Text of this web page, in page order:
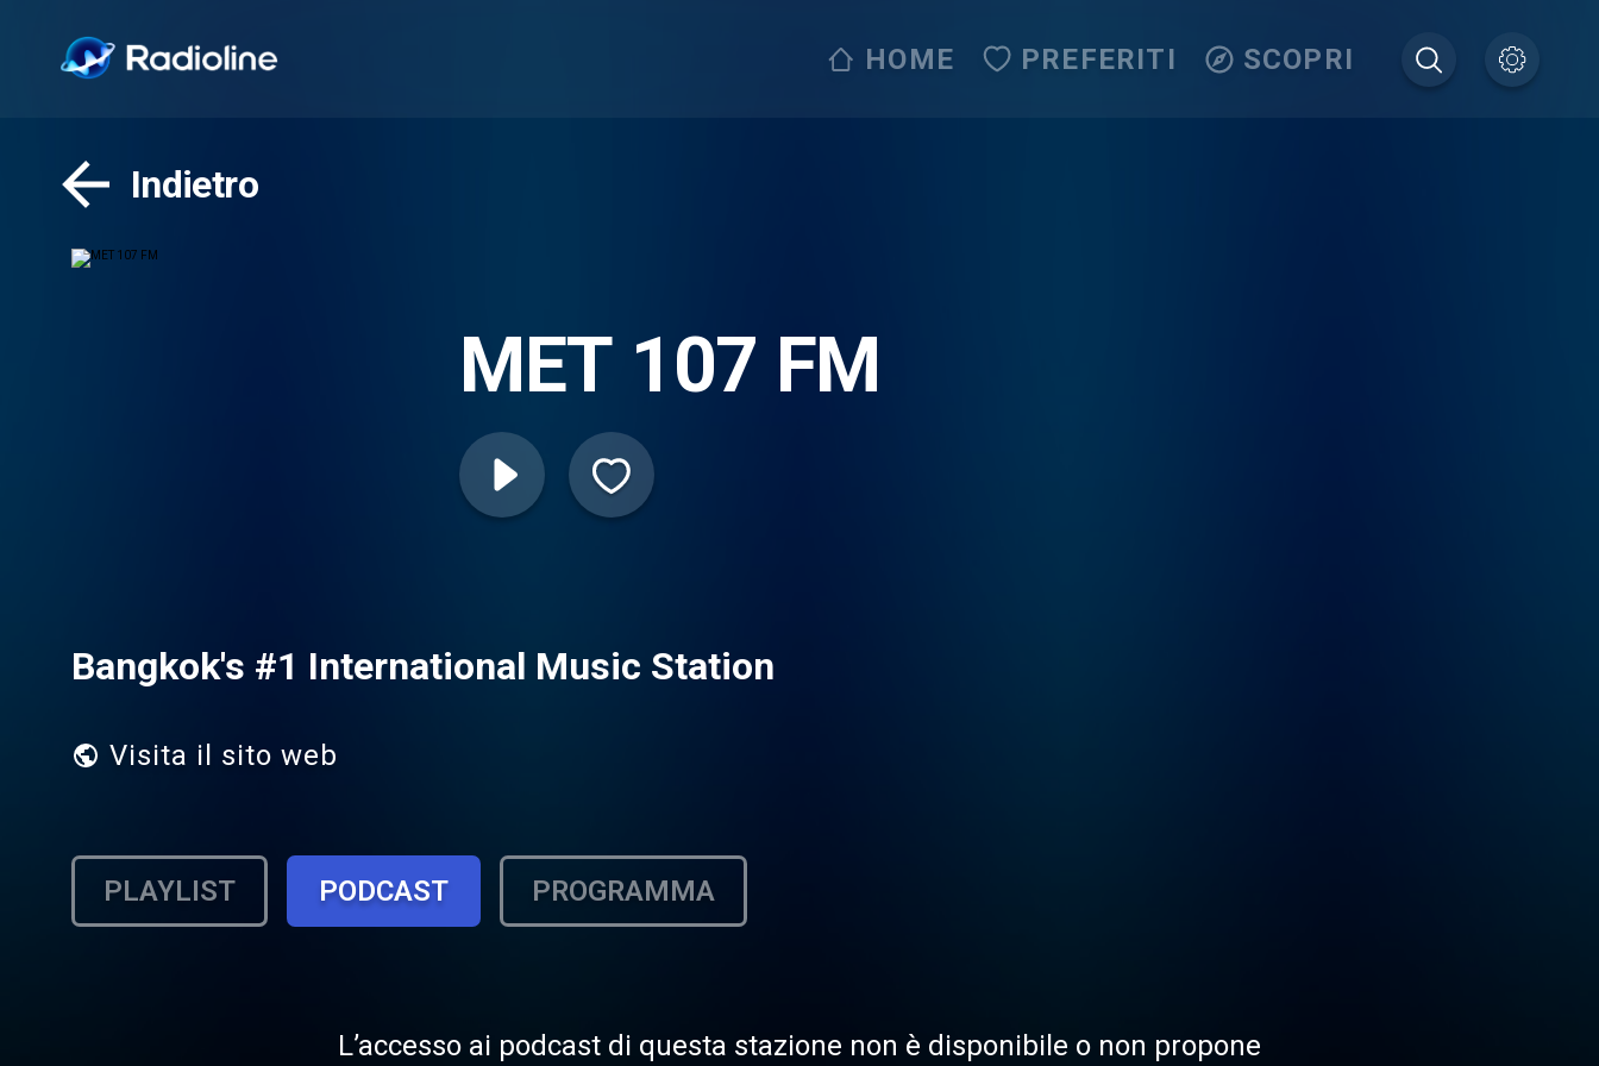
HOME PREFERITI SCOPRI
Indietro
MET 107 FM
Bangkok's #1 International Music Station
Visita il sito web
PLAYLIST PODCAST PROGRAMMA
L’accesso ai podcast di questa stazione non è disponibile o non propone